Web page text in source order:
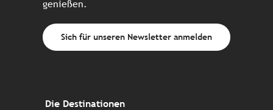
genießen.
Sich für unseren Newsletter anmelden
Die Destinationen